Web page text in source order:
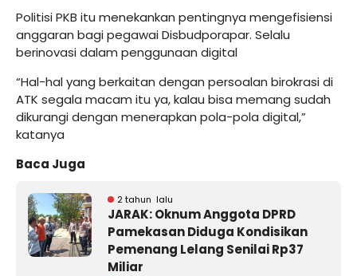
Politisi PKB itu menekankan pentingnya mengefisiensi
anggaran bagi pegawai Disbudporapar. Selalu
berinovasi dalam penggunaan digital
“Hal-hal yang berkaitan dengan persoalan birokrasi di
ATK segala macam itu ya, kalau bisa memang sudah
dikurangi dengan menerapkan pola-pola digital,”
katanya
Baca Juga
2 tahun lalu
JARAK: Oknum Anggota DPRD
Pamekasan Diduga Kondisikan
Pemenang Lelang Senilai Rp37
Miliar